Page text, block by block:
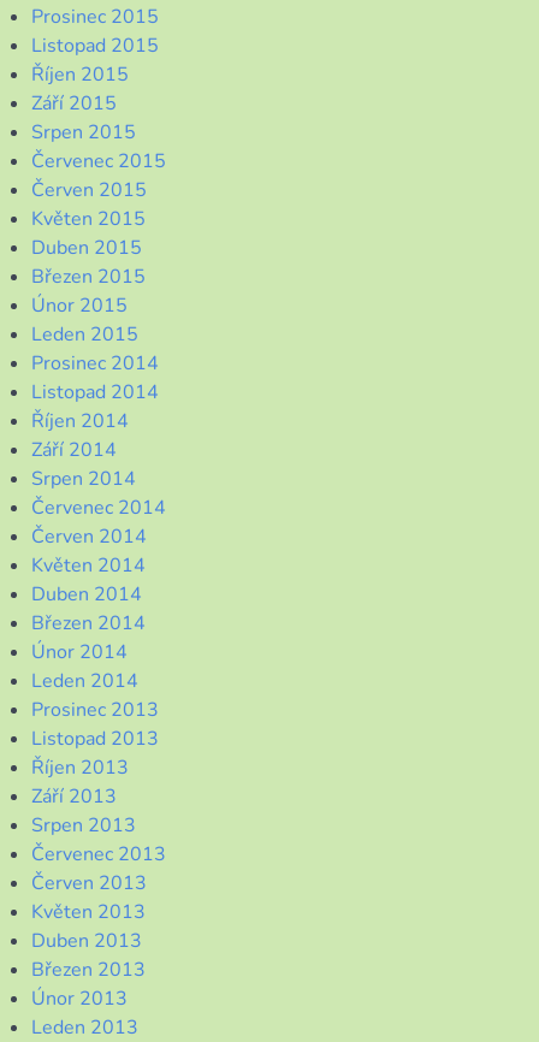
Prosinec 2015
Listopad 2015
Říjen 2015
Září 2015
Srpen 2015
Červenec 2015
Červen 2015
Květen 2015
Duben 2015
Březen 2015
Únor 2015
Leden 2015
Prosinec 2014
Listopad 2014
Říjen 2014
Září 2014
Srpen 2014
Červenec 2014
Červen 2014
Květen 2014
Duben 2014
Březen 2014
Únor 2014
Leden 2014
Prosinec 2013
Listopad 2013
Říjen 2013
Září 2013
Srpen 2013
Červenec 2013
Červen 2013
Květen 2013
Duben 2013
Březen 2013
Únor 2013
Leden 2013